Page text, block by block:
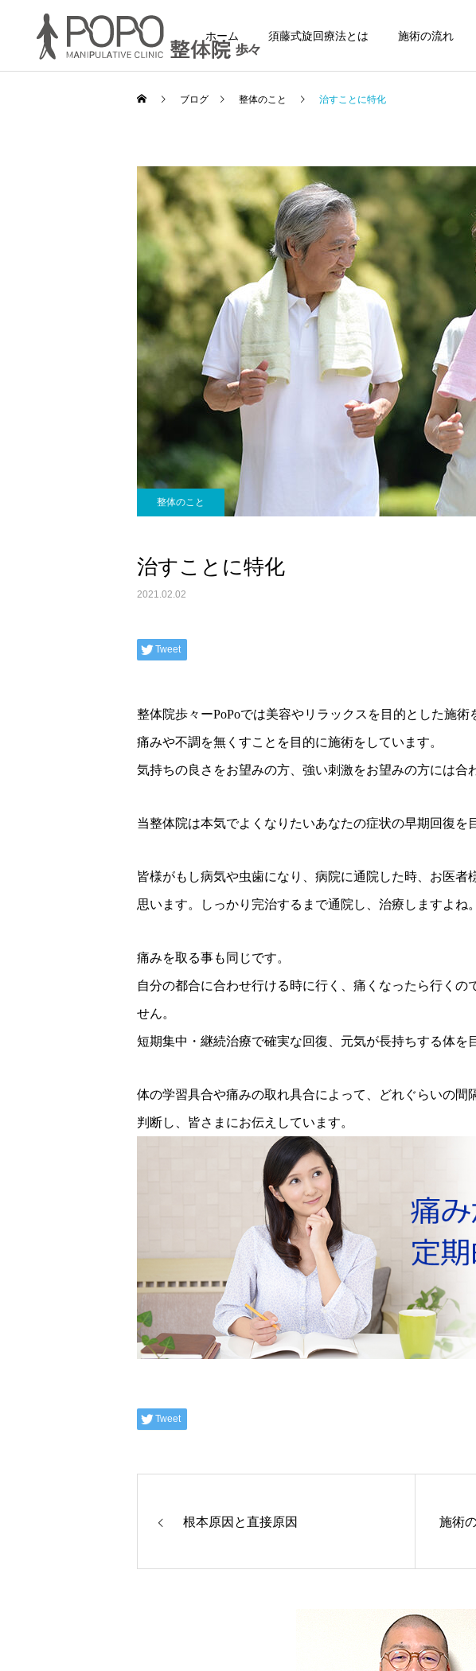
ホーム 須藤式旋回療法とは 施術の流れ
ブログ 整体のこと 治すことに特化
整体のこと
治すことに特化
2021.02.02
Tweet
整体院歩々ーPoPoでは美容やリラックスを目的とした施術
痛みや不調を無くすことを目的に施術をしています。
気持ちの良さをお望みの方、強い刺激をお望みの方には合
当整体院は本気でよくなりたいあなたの症状の早期回復を
皆様がもし病気や虫歯になり、病院に通院した時、お医者
思います。しっかり完治するまで通院し、治療しますよね。
痛みを取る事も同じです。
自分の都合に合わせ行ける時に行く、痛くなったら行くの
せん。
短期集中・継続治療で確実な回復、元気が長持ちする体を
体の学習具合や痛みの取れ具合によって、どれぐらいの間
判断し、皆さまにお伝えしています。
Tweet
根本原因と直接原因 施術